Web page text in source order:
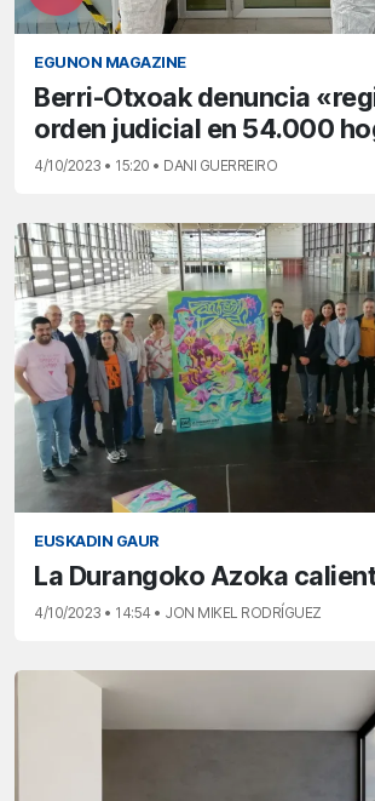
EGUNON MAGAZINE
Berri-Otxoak denuncia
orden judicial en 54.000
4/10/2023 • 15:20 • DANI GUERREIRO
EUSKADIN GAUR
La Durangoko Azoka
4/10/2023 • 14:54 • JON MIKEL RODRÍGUEZ